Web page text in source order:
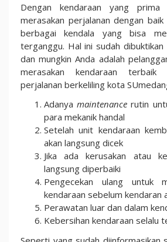
Dengan kendaraan yang
merasakan perjalanan dengan
berbagai kendala yang bisa
terganggu. Hal ini sudah
dan mungkin Anda adalah
merasakan kendaraan terbaik
perjalanan berkeliling kota
Adanyamaintenance rutin
para mekanik handal
Setelah unit kendaraan
akan langsung dicek
Jika ada kerusakan atau
langsung diperbaiki
Pengecekan ulang untuk
kendaraan sebelum kendaran
Perawatan luar dan dalam
Kebersihan kendaraan selalu